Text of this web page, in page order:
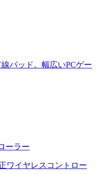
パッド。幅広いPCゲー
ーラー
ワイヤレスコントロー